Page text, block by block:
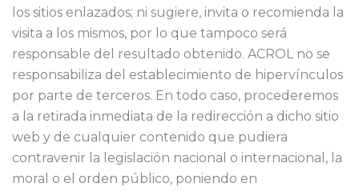
los sitios enlazados; ni sugiere, invita o recomienda la
visita a los mismos, por lo que tampoco será
responsable del resultado obtenido. ACROL no se
responsabiliza del establecimiento de hipervínculos
por parte de terceros. En todo caso, procederemos
a la retirada inmediata de la redirección a dicho sitio
web y de cualquier contenido que pudiera
contravenir la legislación nacional o internacional, la
moral o el orden público, poniendo en